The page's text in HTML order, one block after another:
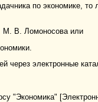
по экономике,
М. В. Ломоносова или
через электронные
"Экономика"